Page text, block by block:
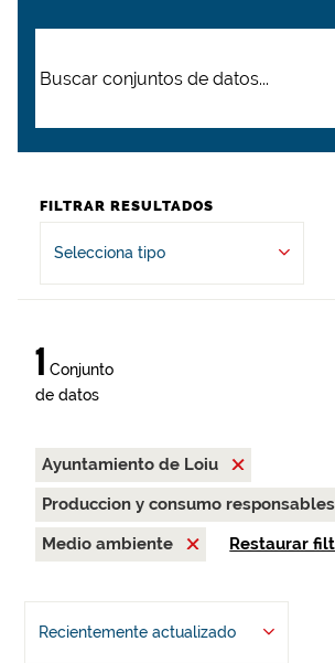
FILTRAR RESULTADOS
Selecciona tipo
1 Conjunto
de datos
Ayuntamiento de Loiu
Produccion y consumo responsables
Medio ambiente
Restaurar
Recientemente actualizado